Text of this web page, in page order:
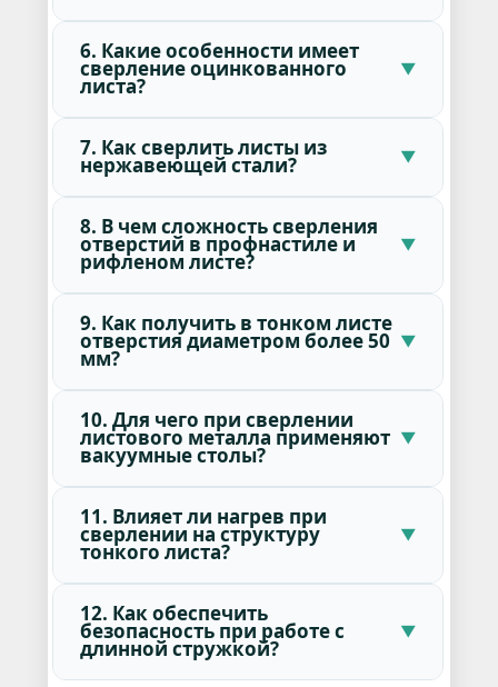
6. Какие особенности имеет
сверление оцинкованного
листа?
7. Как сверлить листы из
нержавеющей стали?
8. В чем сложность сверления
отверстий в профнастиле и
рифленом листе?
9. Как получить в тонком листе
отверстия диаметром более 50
мм?
10. Для чего при сверлении
листового металла применяют
вакуумные столы?
11. Влияет ли нагрев при
сверлении на структуру
тонкого листа?
12. Как обеспечить
безопасность при работе с
длинной стружкой?